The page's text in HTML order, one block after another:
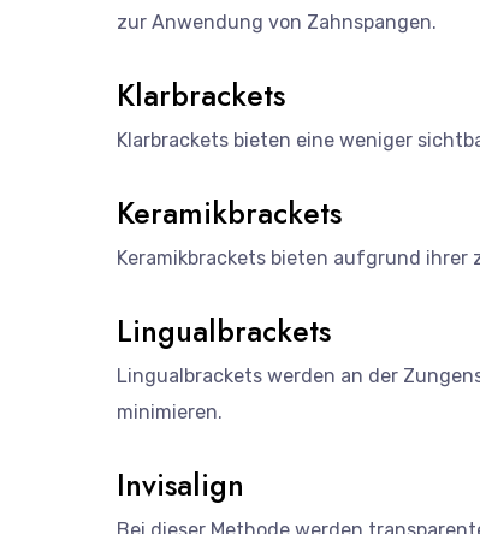
zur Anwendung von Zahnspangen.
Klarbrackets
Klarbrackets bieten eine weniger
Keramikbrackets
Keramikbrackets bieten aufgrund ihrer
Lingualbrackets
Lingualbrackets werden an der
minimieren.
Invisalign